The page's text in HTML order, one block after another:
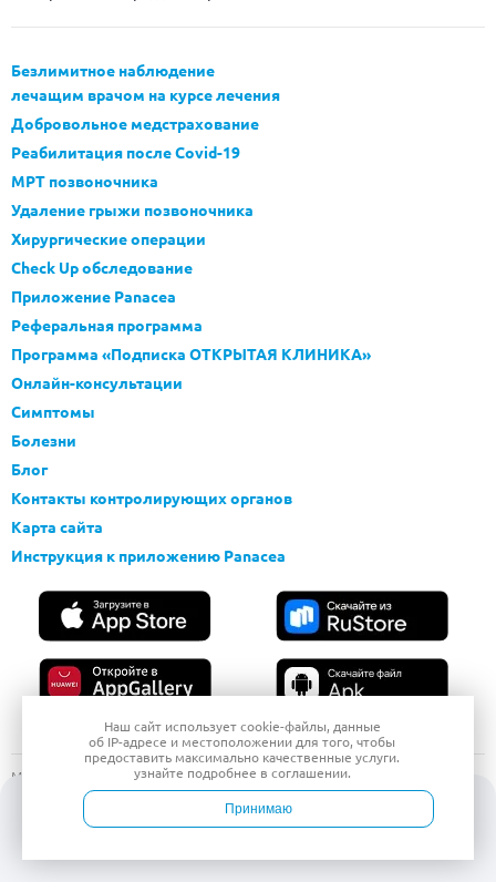
Безлимитное наблюдение
лечащим врачом на курсе лечения
Добровольное медстрахование
Реабилитация после Covid-19
МРТ позвоночника
Удаление грыжи позвоночника
Хирургические операции
Check Up обследование
Приложение Panacea
Реферальная программа
Программа «Подписка ОТКРЫТАЯ КЛИНИКА»
Онлайн-консультации
Симптомы
Болезни
Блог
Контакты контролирующих органов
Карта сайта
Инструкция к приложению Panacea
Материалы, размещенные на данной странице, носят информационный
характер и предназначены для ознакомительных целей. Посетители
сайта не должны использовать их в качестве медицинских рекомендаций.
исключительной прерогативой вашего лечащего врача! ООО «Открытая
Наш сайт используетcookie-файлы, данные
об IP-адресе и местоположении для того, чтобы
предоставить максимально качественные услуги.
узнайте подробнее в соглашении.
Принимаю